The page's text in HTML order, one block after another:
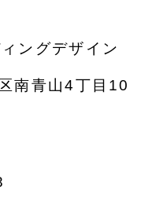
ングデザイン
南青山4丁目10